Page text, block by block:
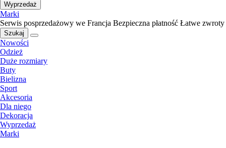
Wyprzedaż
Marki
Serwis posprzedażowy we Francja Bezpieczna płatność Łatwe zwroty
Szukaj
Nowości
Odzież
Duże rozmiary
Buty
Bielizna
Sport
Akcesoria
Dla niego
Dekoracja
Wyprzedaż
Marki